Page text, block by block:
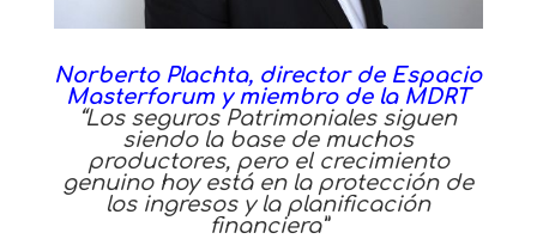
Norberto Plachta, director de Espacio
Masterforum y miembro de la MDRT
“Los seguros Patrimoniales siguen
siendo la base de muchos
productores, pero el crecimiento
genuino hoy está en la protección de
los ingresos y la planificación
financiera”